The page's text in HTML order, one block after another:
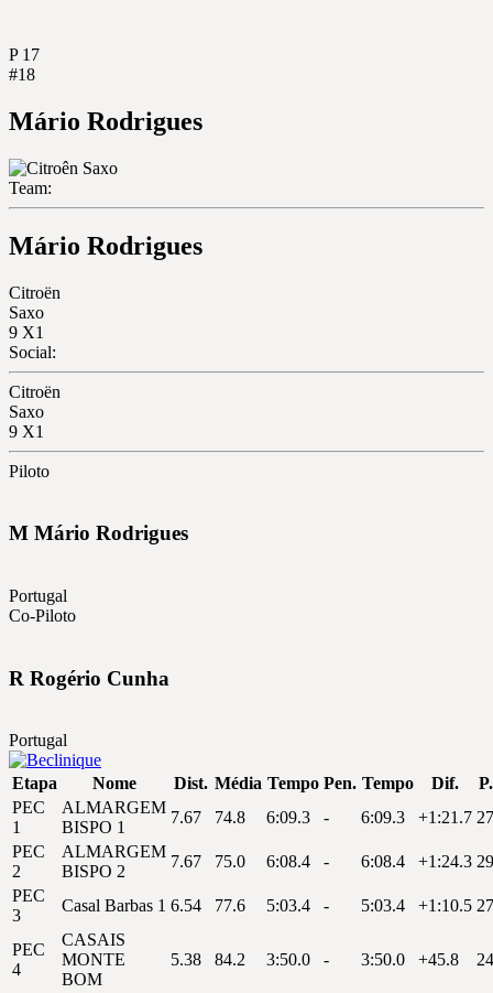
P 17
#18
Mário Rodrigues
Team:
Mário Rodrigues
Citroën
Saxo
9 X1
Social:
Citroën
Saxo
9 X1
Piloto
M Mário Rodrigues
Portugal
Co-Piloto
R Rogério Cunha
Portugal
Etapa Nome Dist. Média Tempo Pen. Tempo Dif.
P.
PEC
1
ALMARGEM
BISPO 1
7.67 74.8 6:09.3 - 6:09.3 +1:21.7 27
PEC
2
ALMARGEM
BISPO 2
7.67 75.0 6:08.4 - 6:08.4 +1:24.3 29
PEC
3
Casal Barbas 1 6.54 77.6 5:03.4 - 5:03.4 +1:10.5 27
PEC
4
CASAIS
MONTE
BOM
5.38 84.2 3:50.0 - 3:50.0 +45.8 24